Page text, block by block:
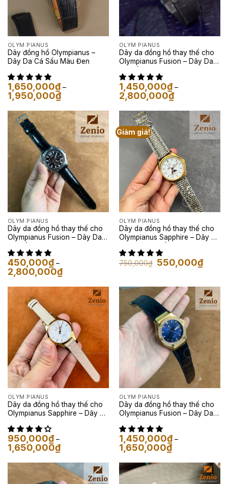
OLYM PIANUS
Dây đồng hồ Olympianus –
Dây Da Cá Sấu Màu Đen
1,650,000₫ –
1,950,000₫Khoảng
giá:
1,650,000₫
đến
1,950,000₫
OLYM PIANUS
Dây da đồng hồ thay thế cho
Olympianus Fusion – Dây Da
1,450,000₫ –
2,800,000₫Khoảng
giá:
1,450,000₫
đến
2,800,000₫
OLYM PIANUS
Dây da đồng hồ thay thế cho
Olympianus Fusion – Dây Da
450,000₫ –
2,800,000₫Khoảng
giá:
450,000₫
2,800,000₫
Giảm giá!
OLYM PIANUS
Dây da đồng hồ thay thế cho
Olympianus Sapphire – Dây Da
750,000₫ Giá
gốc
550,000₫Giá
hiện
OLYM PIANUS
Dây da đồng hồ thay thế cho
Olympianus Sapphire – Dây Da
950,000₫ –
1,650,000₫Khoảng
giá:
950,000₫
đến
1,650,000₫
OLYM PIANUS
Dây da đồng hồ thay thế cho
Olympianus Fusion – Dây Da
1,450,000₫ –
1,650,000₫Khoảng
giá:
1,450,000₫
1,650,000₫